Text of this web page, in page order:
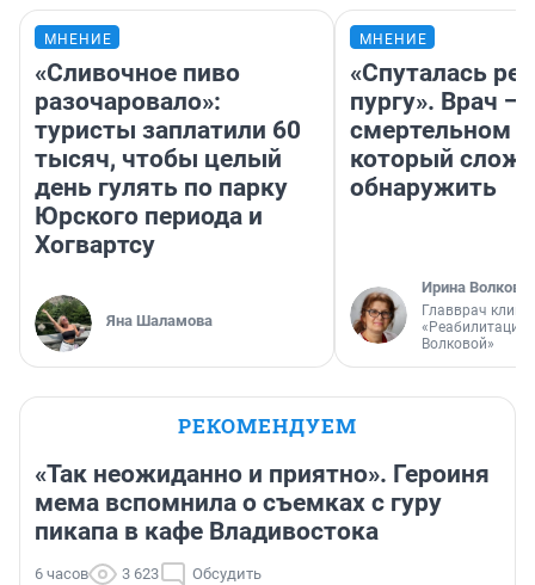
МНЕНИЕ
«Сливочное пиво
разочаровало»:
туристы заплатили 60
тысяч, чтобы целый
день гулять по парку
Юрского периода и
Хогвартсу
Яна Шаламова
МНЕНИЕ
«Спуталась
пургу». Врач —
смертельном
который
обнаружить
Ирина Волкова
Главврач
«Реабилитация
Волковой»
РЕКОМЕНДУЕМ
«Так неожиданно и приятно». Героиня
мема вспомнила о съемках с гуру
пикапа в кафе Владивостока
6 часов 3 623 Обсудить